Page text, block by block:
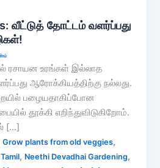
வீட்டுத் தோட்டம் வளர்ப்பது
ரசாயன உரங்கள் இல்லாத
ஆரோக்கியத்திற்கு நல்லது.
பழையதாகிப்போன
தூக்கி எறிந்துவிடுகிறோம்.
[…]
Grow plants from old veggies,
, Neethi Devadhai Gardening,